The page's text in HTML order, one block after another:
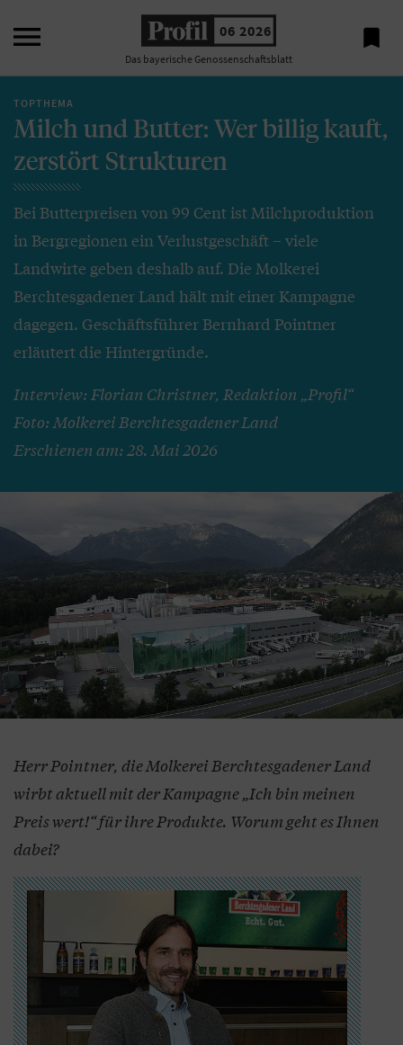
 06 2026
Das bayerische Genossenschaftsblatt

TOPTHEMA
Milch und Butter: Wer billig kauft,
zerstört Strukturen
Bei Butterpreisen von 99 Cent ist Milchproduktion
in Bergregionen ein Verlustgeschäft – viele
Landwirte geben deshalb auf. Die Molkerei
Berchtesgadener Land hält mit einer Kampagne
dagegen. Geschäftsführer Bernhard Pointner
erläutert die Hintergründe.
Interview: Florian Christner, Redaktion „Profil“
Foto: Molkerei Berchtesgadener Land
Erschienen am: 28. Mai 2026
Herr Pointner, die Molkerei Berchtesgadener Land
wirbt aktuell mit der Kampagne „Ich bin meinen
Preis wert!“ für ihre Produkte. Worum geht es Ihnen
dabei?